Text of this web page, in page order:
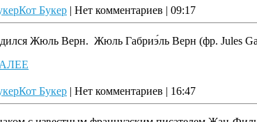
Кот Букер | Нет комментариев | 09:17
Жюль Верн. Жюль Габриэ́ль Верн (фр. Jules
Кот Букер | Нет комментариев | 16:47